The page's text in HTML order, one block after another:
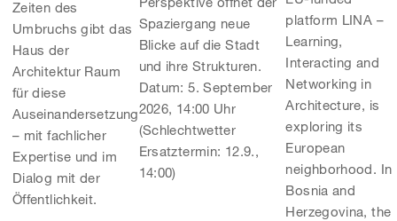
Zeiten des
Umbruchs gibt das
Haus der
Architektur Raum
für diese
Auseinandersetzung
– mit fachlicher
Expertise und im
Dialog mit der
Öffentlichkeit.
Spaziergang neue
Blicke auf die Stadt
und ihre Strukturen.
Datum: 5. September
2026, 14:00 Uhr
(Schlechtwetter
Ersatztermin: 12.9.,
14:00)
platform LINA –
Learning,
Interacting and
Networking in
Architecture, is
exploring its
European
neighborhood. In
Bosnia and
Herzegovina, the
mit Expert:innen den
künstlerischer,
Spaziergang neue
Strukturen. Datum: